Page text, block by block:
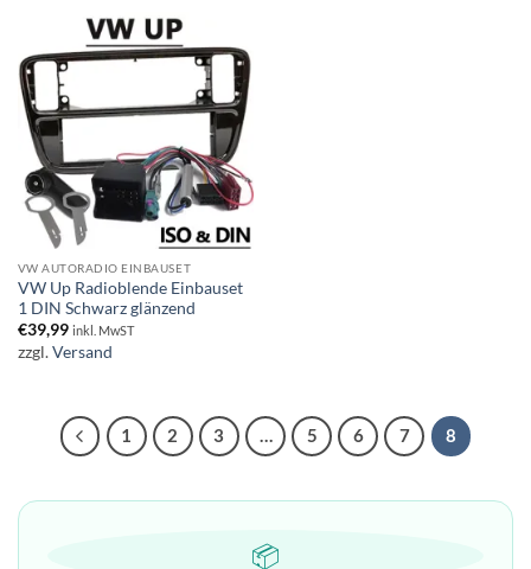
VW AUTORADIO EINBAUSET
VW Up Radioblende Einbauset
1 DIN Schwarz glänzend
€39,99 inkl. MwST
zzgl.Versand
1 2 3 … 5 6 7 8
📦